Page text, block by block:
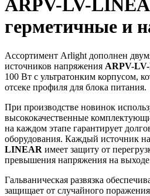
ARPV-LV-
герметичные и
Ассортимент Arlight дополнен
источников напряжения ARPV-
100 Вт с ультратонким корпусом,
отсеке профиля для блока питания.
При производстве новинок
высококачественные
на каждом этапе гарантирует
оборудования. Каждый источник
LINEAR имеет защиту от
превышения напряжения на
Гальваническая развязка
защищает от случайного